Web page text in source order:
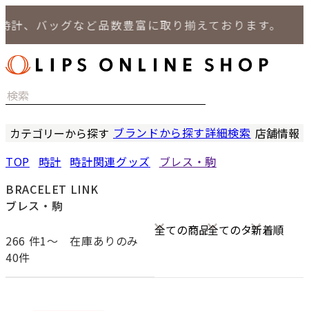
バッグなど品数豊富に取り揃えております。
カテゴリーから探す
バッグ
小物
ジュエリー
セール商品
特集
ブランドから探す詳細検索 店舗情報
TOP 時計 時計関連グッズ
ブレス・駒
BRACELET LINK
ブレス・駒
266 件1〜
40件
在庫ありのみ